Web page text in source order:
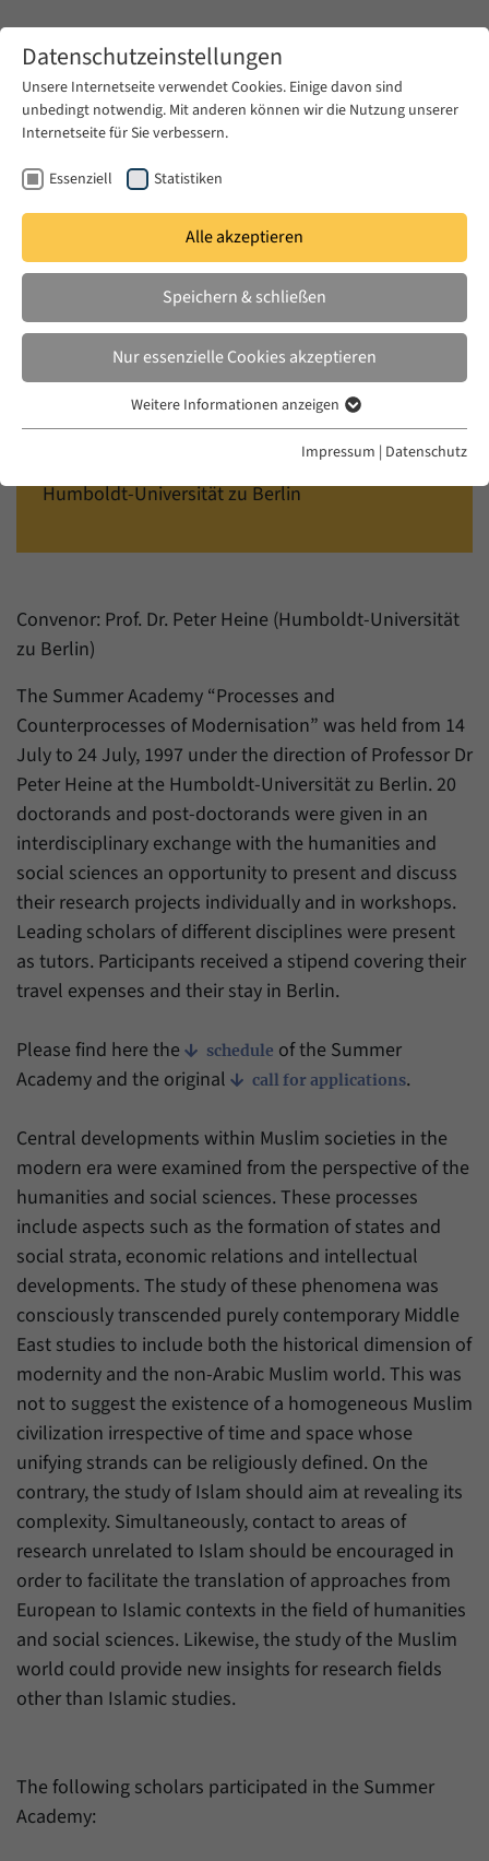
Zum Hauptinhalt springen
MO. 14 JULI 1997 – DO. 24 JULI 1997
Processes and Counterprocesses of
Modernisation
Humboldt-Universität zu Berlin
Convenor: Prof. Dr. Peter Heine (Humboldt-Universität
zu Berlin)
The Summer Academy “Processes and
Counterprocesses of Modernisation” was held from 14
July to 24 July, 1997 under the direction of Professor Dr
Peter Heine at the Humboldt-Universität zu Berlin. 20
doctorands and post-doctorands were given in an
interdisciplinary exchange with the humanities and
social sciences an opportunity to present and discuss
their research projects individually and in workshops.
Leading scholars of different disciplines were present
as tutors. Participants received a stipend covering their
travel expenses and their stay in Berlin.
Please find here the schedule of the Summer
Academy and the original
call for applications.
Central developments within Muslim societies in the
modern era were examined from the perspective of the
humanities and social sciences. These processes
include aspects such as the formation of states and
social strata, economic relations and intellectual
developments. The study of these phenomena was
consciously transcended purely contemporary Middle
East studies to include both the historical dimension of
modernity and the non-Arabic Muslim world. This was
not to suggest the existence of a homogeneous Muslim
civilization irrespective of time and space whose
unifying strands can be religiously defined. On the
contrary, the study of Islam should aim at revealing its
complexity. Simultaneously, contact to areas of
research unrelated to Islam should be encouraged in
order to facilitate the translation of approaches from
European to Islamic contexts in the field of humanities
and social sciences. Likewise, the study of the Muslim
world could provide new insights for research fields
other than Islamic studies.
The following scholars participated in the Summer
Academy:
Datenschutzeinstellungen
Unsere Internetseite verwendet Cookies. Einige davon sind
unbedingt notwendig. Mit anderen können wir die Nutzung unserer
Internetseite für Sie verbessern.
Essenziell Statistiken
Alle akzeptieren
Speichern & schließen
Nur essenzielle Cookies akzeptieren
Essenzielle Cookies werden für grundlegende Funktionen der
einwandfrei funktioniert.
Laufzeit 1 Jahr
Zweck
Cookie-Einstellungen für diese Website zu
speichern.
Name SgCookieOptin.lastPreferences
Anbieter Forum Transregionale Studien e.V.
Laufzeit 1 Jahr
Zweck
Dieser Wert speichert Ihre Consent-
Einstellungen. Unter anderem eine zufällig
generierte ID, für die historische Speicherung
Mit diesen Cookies können wir Statistiken über die Nutzung der
Inhalte unserer Internetseite erstellen. Die Statistiken verwalten
Transregionale Studien e.V. zur Verfügung und werden nicht
weitergegeben.
Name _pk_id
Anbieter Matomo
Laufzeit 13 Monate
Zweck
Mit diesem Cookie können wir Informationen
über Benutzer unserer Internetseite
speichern, zum Beispiel die Besucher-ID.
Anbieter Matomo
Zweck
Mit diesem Cookie können wir speichern, von
welcher Internetseite oder Suchmaschine
Besucher durch eine Verlinkung auf unsere
Internetseite weitergeleitet wurden.
Name _pk_ses
Anbieter Matomo
Laufzeit 30 Minuten
Zweck
Mit diesem Cookie können wir für kurze Zeit
Daten über den aktuellen Aufenthalt von
Besuchern auf unserer Internetseite
speichern.
Cookie-Informationen anzeigen
Weitere Informationen anzeigen
Impressum | Datenschutz